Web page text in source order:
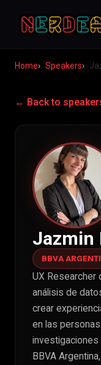
Home Speakers
← Back to
Jazmin
BBVA
UX Researcher
análisis de
crear
en las
investigaciones
BBVA